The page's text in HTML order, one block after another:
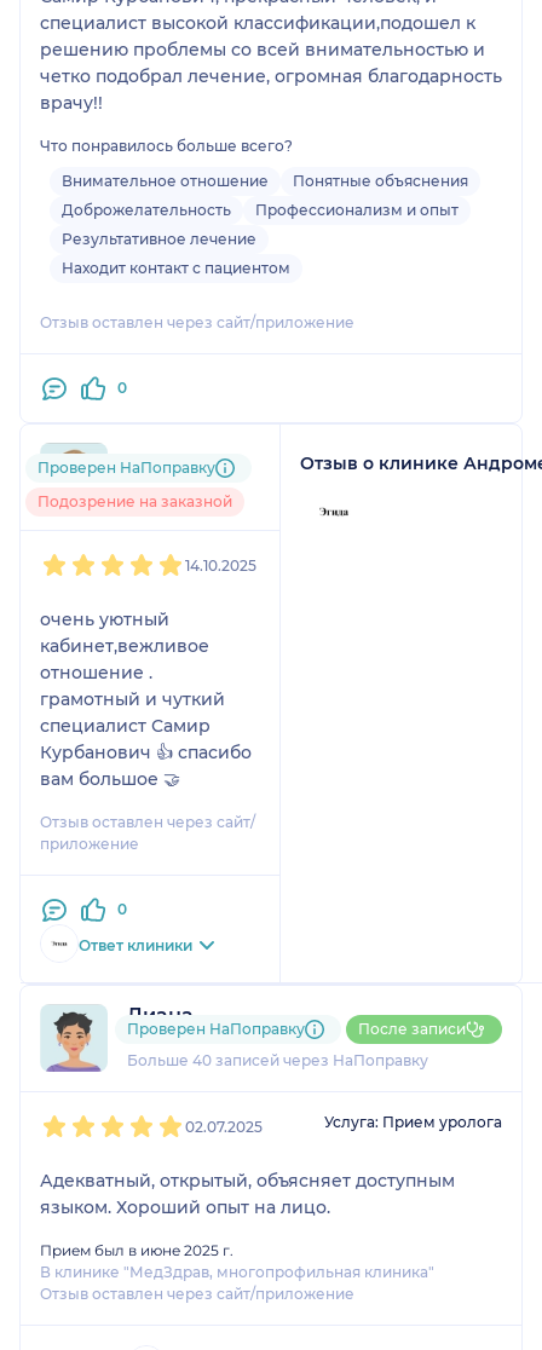
специалист высокой классификации,подошел к
решению проблемы со всей внимательностью и
четко подобрал лечение, огромная благодарность
врачу!!
Что понравилось больше всего?
Внимательное отношение
Понятные объяснения
Доброжелательность
Профессионализм и опыт
Результативное лечение
Находит контакт с пациентом
Отзыв оставлен через сайт/приложение
0
+7xxxxxxxx37
Проверен НаПоправку
Подозрение на заказной
14.10.2025
очень уютный
кабинет,вежливое
отношение .
грамотный и чуткий
специалист Самир
Курбанович 👍 спасибо
вам большое 🤝
Отзыв оставлен через сайт/
приложение
0
Ответ клиники
Отзыв о клинике
Диана
8 отзывов и1 оценка
Больше 40 записей через НаПоправку
Проверен НаПоправку После записи
02.07.2025 Услуга: Прием уролога
Адекватный, открытый, объясняет доступным
языком. Хороший опыт на лицо.
Прием был в июне 2025 г.
В клинике "МедЗдрав, многопрофильная клиника"
Отзыв оставлен через сайт/приложение